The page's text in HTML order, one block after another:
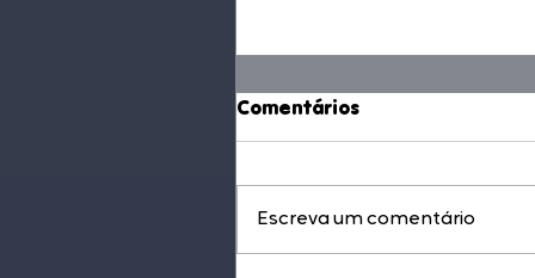
Comentários
Escreva um comentário